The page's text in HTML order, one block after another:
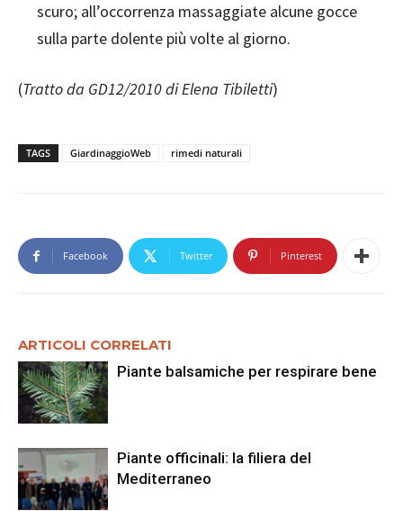
scuro; all’occorrenza massaggiate alcune gocce
sulla parte dolente più volte al giorno.
(Tratto da GD12/2010 di Elena Tibiletti)
TAGS GiardinaggioWeb rimedi naturali
Facebook Twitter Pinterest
ARTICOLI CORRELATI
Piante balsamiche per respirare bene
Piante officinali: la filiera del
Mediterraneo